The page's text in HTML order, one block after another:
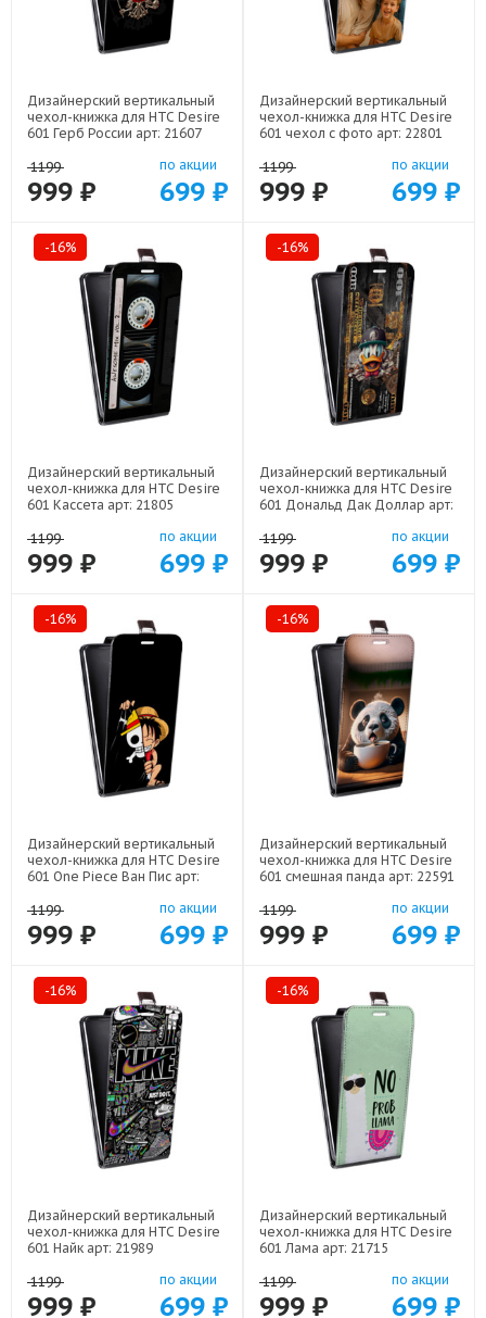
Дизайнерский вертикальный
чехол-книжка для HTC Desire
601 Герб России арт: 21607
1199
999 ₽
по акции
699 ₽
Дизайнерский вертикальный
чехол-книжка для HTC Desire
601 чехол с фото арт: 22801
1199
999 ₽
по акции
699 ₽
-16%
Дизайнерский вертикальный
чехол-книжка для HTC Desire
601 Кассета арт: 21805
1199
999 ₽
по акции
699 ₽
-16%
Дизайнерский вертикальный
чехол-книжка для HTC Desire
601 Дональд Дак Доллар арт:
1199
999 ₽
по акции
699 ₽
-16%
Дизайнерский вертикальный
чехол-книжка для HTC Desire
601 One Piece Ван Пис арт:
1199
999 ₽
по акции
699 ₽
-16%
Дизайнерский вертикальный
чехол-книжка для HTC Desire
601 смешная панда арт: 22591
1199
999 ₽
по акции
699 ₽
-16%
Дизайнерский вертикальный
чехол-книжка для HTC Desire
601 Найк арт: 21989
1199
999 ₽
по акции
699 ₽
-16%
Дизайнерский вертикальный
чехол-книжка для HTC Desire
601 Лама арт: 21715
1199
999 ₽
по акции
699 ₽